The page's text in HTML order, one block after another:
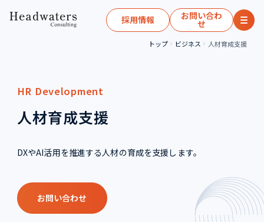
採用情報 お問い合わ
せ
トップ ビジネス 人材育成支援
HR Development
人材育成支援
DXやAI活用を推進する人材の育成を支援します。
お問い合わせ